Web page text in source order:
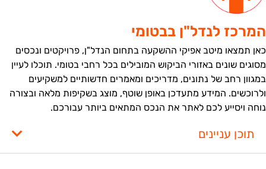
לנדל"ן בבטומי
תמצאו מיטב אפיקי ההשקעה בתחום הנדל"ן, פרויקטים ונכסים
שונים באזורי הביקוש המובילים בכל רחבי בטומי. תוכלו לעיין
רחב של נתונים, מדריכים ומאמרים חדשותיים למשקיעים
המידע מתעדכן באופן שוטף, מוצג בשקיפות מלאה ובצורה
ויסייע לכם לאתר את הנכס המתאים ביותר עבורכם.
תוכן עניינים